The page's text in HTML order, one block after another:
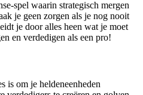
spel waarin strategisch mergen
je geen zorgen als je nog nooit
je door alles heen wat je moet
en verdedigen als een pro!
is om je heldeneenheden